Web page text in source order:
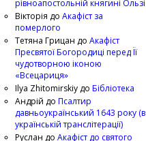
рівноапостольній княгині Ользі
Вікторія до Акафіст за
померлого
Тетяна Грицан до Акафіст
Пресвятої Богородиці перед Її
чудотворною іконою
«Всецариця»
Ilya Zhitomirskiy до Бібліотека
Андрій до Псалтир
давньоукраїнський 1643 року (в
українській транслітерації)
Руслан до Акафіст до святого